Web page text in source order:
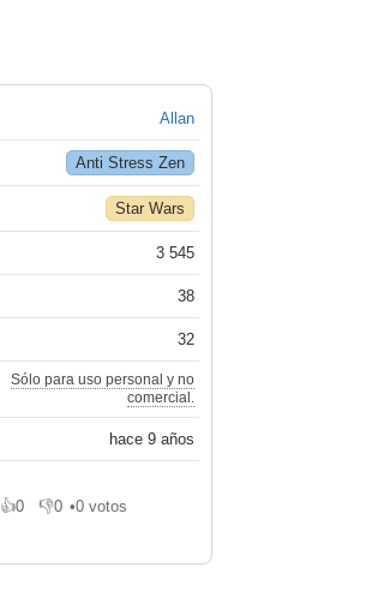
Allan
Anti Stress Zen
Star Wars
3 545
38
32
Sólo para uso personal y no
comercial.
hace 9 años
👍0
Me gusta
👎0
No me gusta
•0 votos